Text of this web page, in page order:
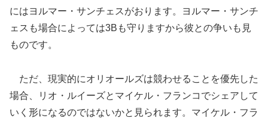
にはヨルマー・サンチェスがおります。ヨルマー・サンチ
ェスも場合によっては3Bも守りますから彼との争いも見
ものです。
ただ、現実的にオリオールズは競わせることを優先した
場合、リオ・ルイーズとマイケル・フランコでシェアして
いく形になるのではないかと見られます。マイケル・フラ